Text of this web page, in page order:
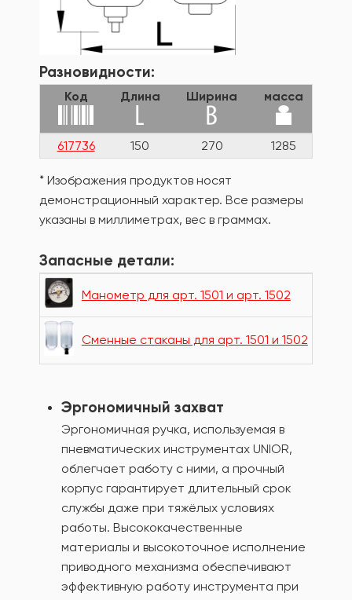
Разновидности:
Код Длина Ширина масса
617736 150 270 1285
* Изображения продуктов носят
демонстрационный характер. Все размеры
указаны в миллиметрах, вес в граммах.
Запасные детали:
Манометр для арт. 1501 и арт. 1502
Сменные стаканы для арт. 1501 и 1502
Эргономичный захват
Эргономичная ручка, используемая в
пневматических инструментах UNIOR,
облегчает работу с ними, а прочный
корпус гарантирует длительный срок
службы даже при тяжёлых условиях
работы. Высококачественные
материалы и высокоточное исполнение
приводного механизма обеспечивают
эффективную работу инструмента при